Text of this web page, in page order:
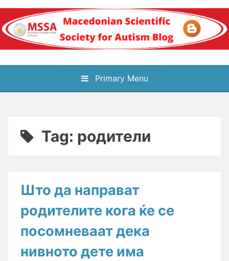
Skip
content
Блог на
Македонското научно
здружение за
Primary Menu
Tag: родители
Што да направат
родителите кога ќе се
посомневаат дека
нивното дете има